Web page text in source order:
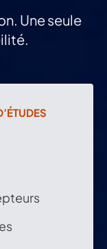
Une seule